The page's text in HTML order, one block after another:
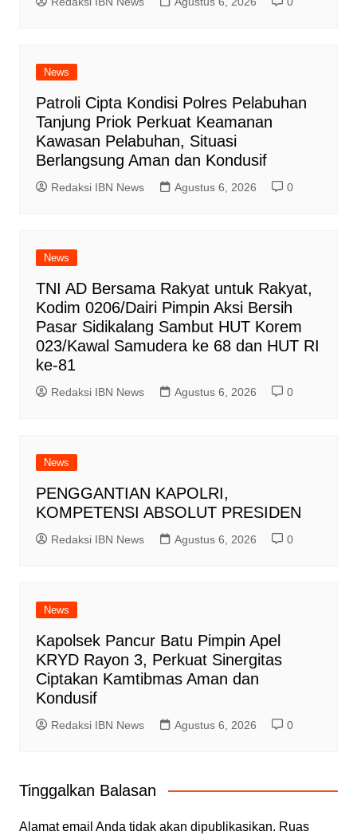
News
Patroli Cipta Kondisi Polres Pelabuhan
Tanjung Priok Perkuat Keamanan
Kawasan Pelabuhan, Situasi
Berlangsung Aman dan Kondusif
Redaksi IBN News Agustus 6, 2026 0
News
TNI AD Bersama Rakyat untuk Rakyat,
Kodim 0206/Dairi Pimpin Aksi Bersih
Pasar Sidikalang Sambut HUT Korem
023/Kawal Samudera ke 68 dan HUT RI
ke-81
Redaksi IBN News Agustus 6, 2026 0
News
PENGGANTIAN KAPOLRI,
KOMPETENSI ABSOLUT PRESIDEN
Redaksi IBN News Agustus 6, 2026 0
News
Kapolsek Pancur Batu Pimpin Apel
KRYD Rayon 3, Perkuat Sinergitas
Ciptakan Kamtibmas Aman dan
Kondusif
Redaksi IBN News Agustus 6, 2026 0
Tinggalkan Balasan
Alamat email Anda tidak akan dipublikasikan. Ruas